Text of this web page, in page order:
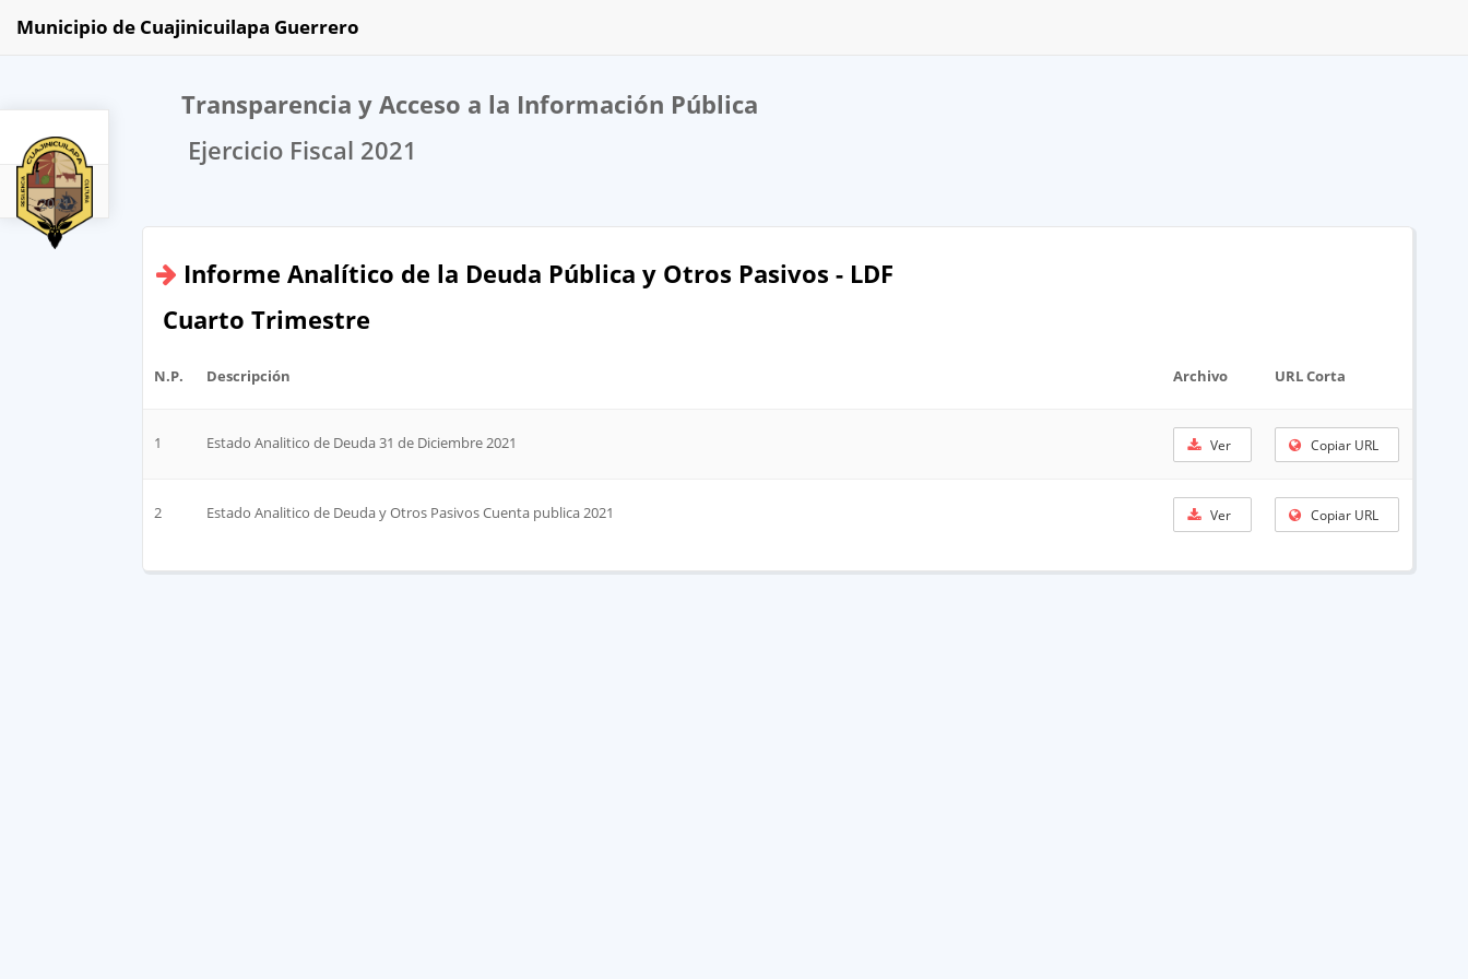
2021
Municipio de Cuajinicuilapa Guerrero
Transparencia y Acceso a la Información Pública
Ejercicio Fiscal 2021
Informe Analítico de la Deuda Pública y Otros Pasivos - LDF
Cuarto Trimestre
N.P. Descripción Archivo URL Corta
1 Estado Analitico de Deuda 31 de Diciembre 2021 Ver Copiar URL
2 Estado Analitico de Deuda y Otros Pasivos Cuenta publica 2021 Ver Copiar URL